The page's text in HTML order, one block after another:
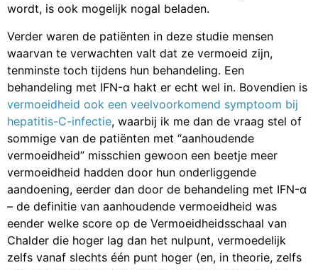
wordt, is ook mogelijk nogal beladen.
Verder waren de patiënten in deze studie mensen
waarvan te verwachten valt dat ze vermoeid zijn,
tenminste toch tijdens hun behandeling. Een
behandeling met IFN-α hakt er echt wel in. Bovendien is
vermoeidheid ook een veelvoorkomend symptoom bij
hepatitis-C-infectie, waarbij ik me dan de vraag stel of
sommige van de patiënten met “aanhoudende
vermoeidheid” misschien gewoon een beetje meer
vermoeidheid hadden door hun onderliggende
aandoening, eerder dan door de behandeling met IFN-α
– de definitie van aanhoudende vermoeidheid was
eender welke score op de Vermoeidheidsschaal van
Chalder die hoger lag dan het nulpunt, vermoedelijk
zelfs vanaf slechts één punt hoger (en, in theorie, zelfs